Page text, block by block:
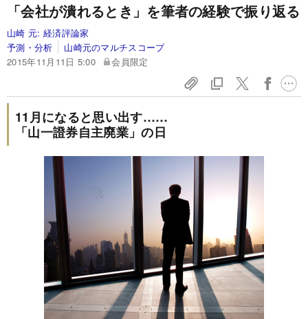
「会社が潰れるとき」を筆者の経験で振り返る
山崎 元: 経済評論家
予測・分析
山崎元のマルチスコープ
2015年11月11日 5:00
会員限定
11月になると思い出す……
「山一證券自主廃業」の日